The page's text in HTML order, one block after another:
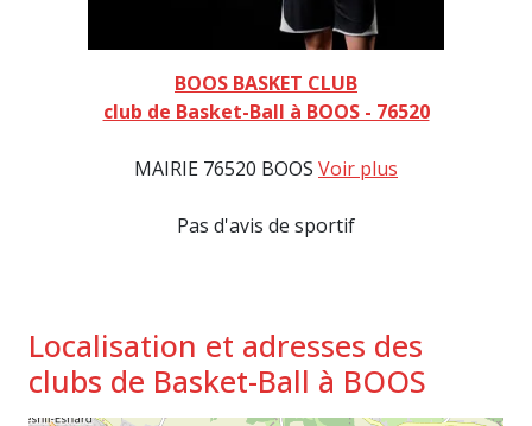
BOOS BASKET CLUB
club de Basket-Ball à BOOS - 76520
MAIRIE 76520 BOOS Voir plus
Pas d'avis de sportif
Localisation et adresses des
clubs de Basket-Ball à BOOS